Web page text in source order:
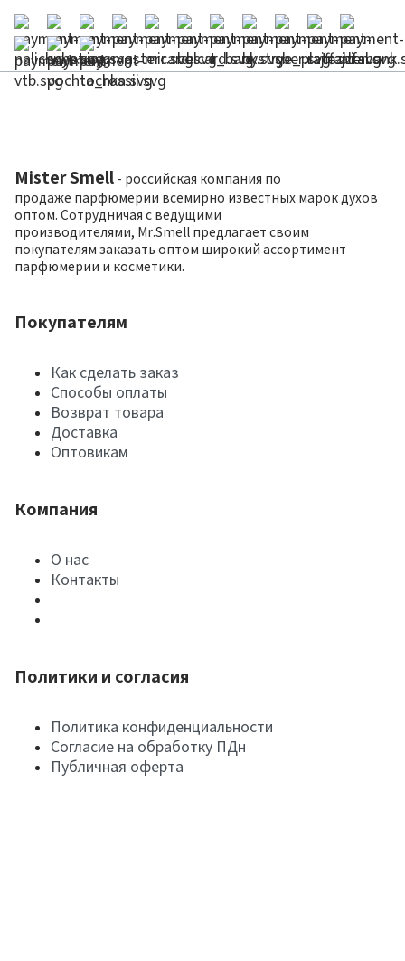
Mister Smell - российская компания по
продаже парфюмерии всемирно известных марок духов
оптом. Сотрудничая с ведущими
производителями, Mr.Smell предлагает своим
покупателям заказать оптом широкий ассортимент
парфюмерии и косметики.
Покупателям
Как сделать заказ
Способы оплаты
Возврат товара
Доставка
Оптовикам
Компания
О нас
Контакты
Политики и согласия
Политика конфиденциальности
Согласие на обработку ПДн
Публичная оферта